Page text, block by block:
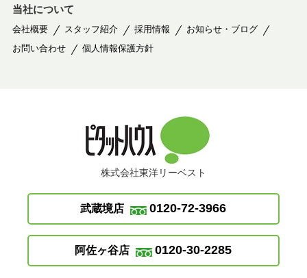
当社について
会社概要 スタッフ紹介 採用情報
お知らせ・ブログ
お問い合わせ
個人情報保護方針
株式会社東洋リーベスト
武蔵境店 0120-72-3966
阿佐ヶ谷店 0120-30-2285